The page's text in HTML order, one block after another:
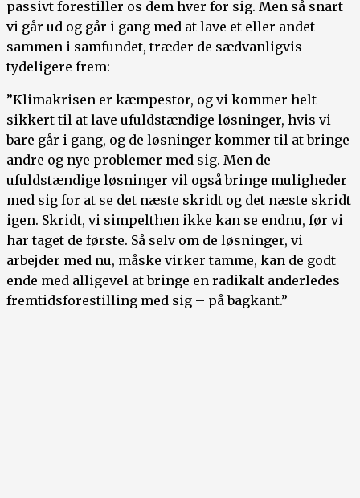
passivt forestiller os dem hver for sig. Men så snart
vi går ud og går i gang med at lave et eller andet
sammen i samfundet, træder de sædvanligvis
tydeligere frem:
”Klimakrisen er kæmpestor, og vi kommer helt
sikkert til at lave ufuldstændige løsninger, hvis vi
bare går i gang, og de løsninger kommer til at bringe
andre og nye problemer med sig. Men de
ufuldstændige løsninger vil også bringe muligheder
med sig for at se det næste skridt og det næste skridt
igen. Skridt, vi simpelthen ikke kan se endnu, før vi
har taget de første. Så selv om de løsninger, vi
arbejder med nu, måske virker tamme, kan de godt
ende med alligevel at bringe en radikalt anderledes
fremtidsforestilling med sig – på bagkant.”